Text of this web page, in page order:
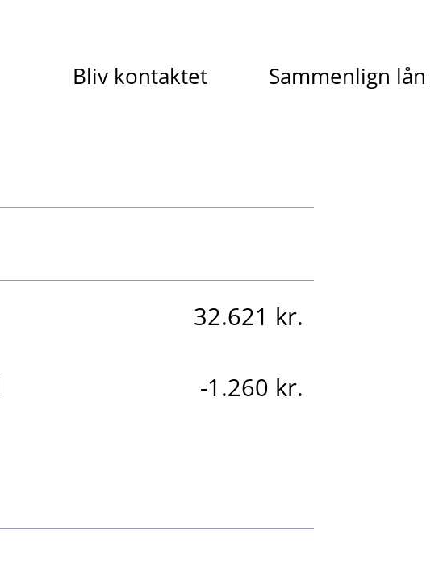
Bliv kontaktet Sammenlign lån
32.621 kr.
-1.260 kr.